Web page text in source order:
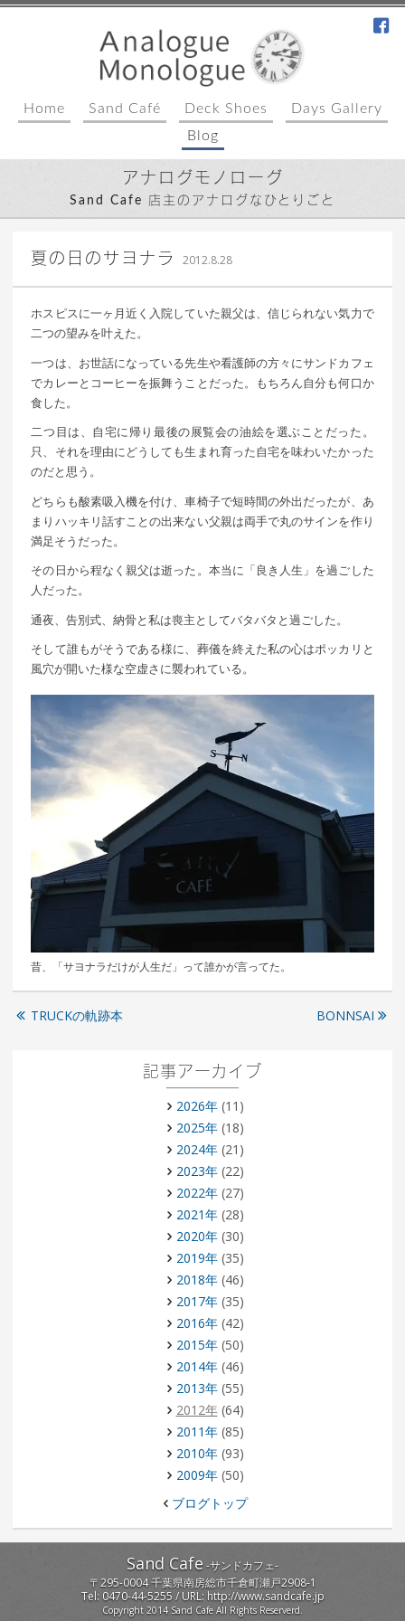
Home Sand Café Deck Shoes
Days Gallery
Blog
アナログモノローグ
Sand Cafe 店主のアナログなひとりごと
夏の日のサヨナラ 2012.8.28｜ 更新日：
込山 敏郎
ホスピスに一ヶ月近く入院していた親父は、信じられない気力で
二つの望みを叶えた。
一つは、お世話になっている先生や看護師の方々にサンドカフェ
でカレーとコーヒーを振舞うことだった。もちろん自分も何口か
食した。
二つ目は、自宅に帰り最後の展覧会の油絵を選ぶことだった。
只、それを理由にどうしても生まれ育った自宅を味わいたかった
のだと思う。
どちらも酸素吸入機を付け、車椅子で短時間の外出だったが、あ
まりハッキリ話すことの出来ない父親は両手で丸のサインを作り
満足そうだった。
その日から程なく親父は逝った。本当に「良き人生」を過ごした
人だった。
通夜、告別式、納骨と私は喪主としてバタバタと過ごした。
そして誰もがそうである様に、葬儀を終えた私の心はポッカリと
風穴が開いた様な空虚さに襲われている。
昔、「サヨナラだけが人生だ」って誰かが言ってた。
TRUCKの軌跡本 BONNSAI
記事アーカイブ
2026年(11)
2025年(18)
2024年(21)
2023年(22)
2022年(27)
2021年(28)
2020年(30)
2019年(35)
2018年(46)
2017年(35)
2016年(42)
2015年(50)
2014年(46)
2013年(55)
2012年(64)
2011年(85)
2010年(93)
2009年(50)
ブログトップ
Sand Cafe-サンドカフェ-
〒295-0004 千葉県南房総市千倉町瀬戸2908-1
Tel: 0470-44-5255 / URL: http://www.sandcafe.jp
Copyright 2014 Sand Cafe All Rights Reserverd.